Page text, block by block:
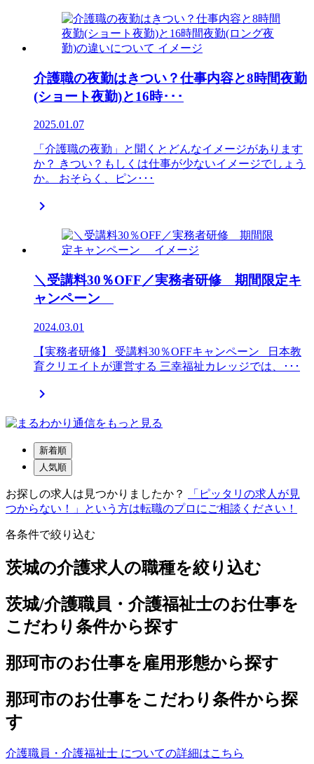
介護職の夜勤はきつい？仕事内容と8時間夜勤
(ショート夜勤)と16時･･･
2025.01.07
「介護職の夜勤」と聞くとどんなイメージがあります
か？ きつい？もしくは仕事が少ないイメージでしょう
か。 おそらく、ピン･･･

＼受講料30％OFF／実務者研修 期間限定キ
ャンペーン
2024.03.01
【実務者研修】 受講料30％OFFキャンペーン 日本教
育クリエイトが運営する 三幸福祉カレッジでは、･･･

新着順
人気順
お探しの求人は見つかりましたか？
「ピッタリの求人が見
つからない！」という方は転職のプロにご相談ください！
各条件で絞り込む
茨城の介護求人の職種を絞り込む
茨城/介護職員・介護福祉士のお仕事を
こだわり条件から探す
那珂市のお仕事を雇用形態から探す
那珂市のお仕事をこだわり条件から探
す
介護職員・介護福祉士 についての詳細はこちら